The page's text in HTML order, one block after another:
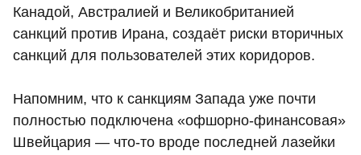
Канадой, Австралией и Великобританией
санкций против Ирана, создаёт риски вторичных
санкций для пользователей этих коридоров.
Напомним, что к санкциям Запада уже почти
полностью подключена «офшорно-финансовая»
Швейцария — что-то вроде последней лазейки